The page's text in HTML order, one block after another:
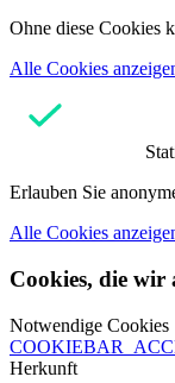
Ohne diese Cookies
Alle Cookies
Erlauben Sie
Alle Cookies
Cookies, die wir
Notwendige Cookies
Herkunft